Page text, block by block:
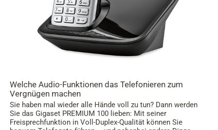
Welche Audio-Funktionen das Telefonieren zum
Vergnügen machen
Sie haben mal wieder alle Hände voll zu tun? Dann werden
Sie das Gigaset PREMIUM 100 lieben: Mit seiner
Freisprechfunktion in Voll-Duplex-Qualität können Sie